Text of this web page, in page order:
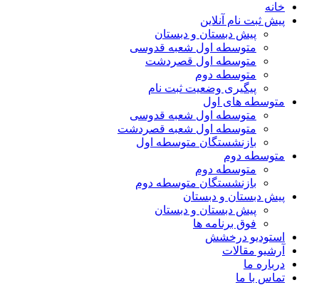
خانه
پیش ثبت نام آنلاین
پیش دبستان و دبستان
متوسطه اول شعبه قدوسی
متوسطه اول قصردشت
متوسطه دوم
پیگیری وضعیت ثبت نام
متوسطه های اول
متوسطه اول شعبه قدوسی
متوسطه اول شعبه قصردشت
بازنشستگان متوسطه اول
متوسطه دوم
متوسطه دوم
بازنشستگان متوسطه دوم
پیش دبستان و دبستان
پیش دبستان و دبستان
فوق برنامه ها
استودیو درخشش
آرشیو مقالات
درباره ما
تماس با ما